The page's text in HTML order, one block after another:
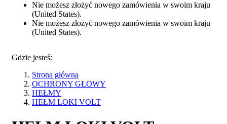
Nie możesz złożyć nowego zamówienia w swoim kraju
(United States).
Nie możesz złożyć nowego zamówienia w swoim kraju
(United States).
Gdzie jesteś:
Strona główna
OCHRONY GŁOWY
HEŁMY
HEŁM LOKI VOLT